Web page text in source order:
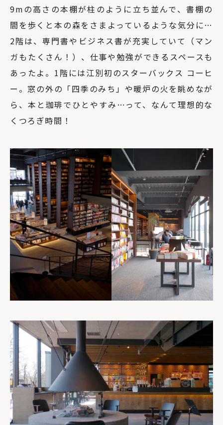
9mの高さの本棚が柱のように立ち並んで、書棚の
間を歩くと本の森をさまよっているような気分に…
2階は、専門書やビジネス書が充実していて（マン
ガもたくさん！）、仕事や勉強ができるスペースも
あったよ。1階には江別初のスターバックス コーヒ
ー。窓の外の「四季のみち」や暖炉の火を眺めなが
ら、本と珈琲でひとやすみ…って、なんて理想的な
くつろぎ時間！